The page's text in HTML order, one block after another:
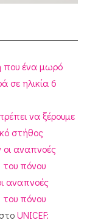
που ένα μωρό
σε ηλικία 6
να ξέρουμε
στήθος
αναπνοές
του πόνου
αναπνοές
του πόνου
στοUNICEF: